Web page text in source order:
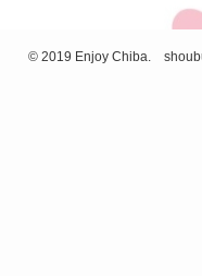
©2019 Enjoy Chiba.